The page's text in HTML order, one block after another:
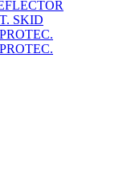
SKID